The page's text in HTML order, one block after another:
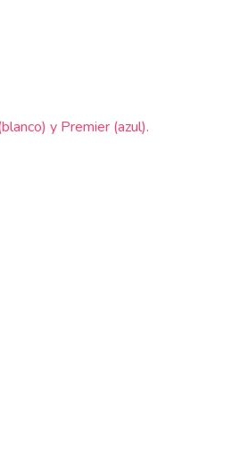
y Premier (azul).